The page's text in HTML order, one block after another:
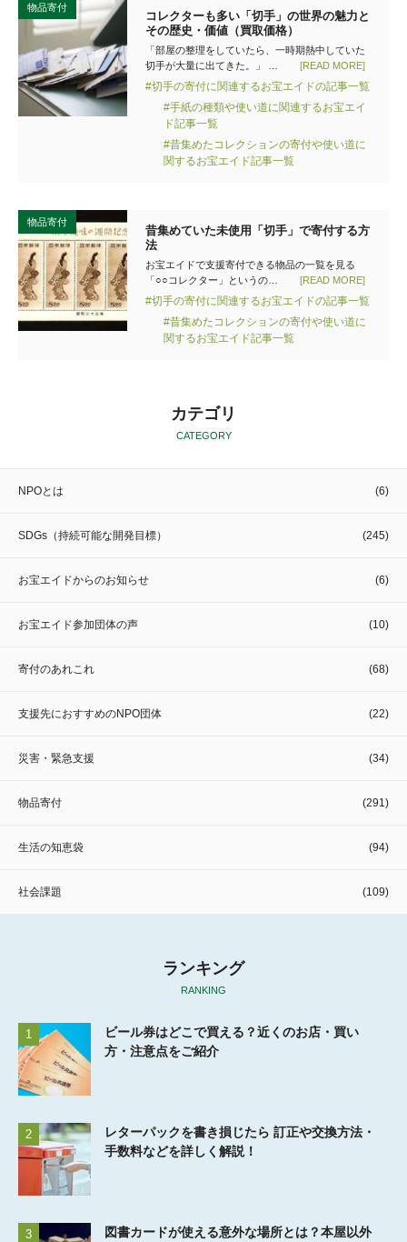
物品寄付
コレクターも多い「切手」の世界の魅力と
その歴史・価値（買取価格）
「部屋の整理をしていたら、一時期熱中していた
切手が大量に出てきた。」 …
[READ MORE]
#切手の寄付に関連するお宝エイドの記事一覧
#手紙の種類や使い道に関連するお宝エイ
ド記事一覧
#昔集めたコレクションの寄付や使い道に
関するお宝エイド記事一覧
物品寄付
昔集めていた未使用「切手」で寄付する方
法
お宝エイドで支援寄付できる物品の一覧を見る
「○○コレクター」というの…
[READ MORE]
#切手の寄付に関連するお宝エイドの記事一覧
#昔集めたコレクションの寄付や使い道に
関するお宝エイド記事一覧
カテゴリ
CATEGORY
NPOとは (6)
SDGs（持続可能な開発目標） (245)
お宝エイドからのお知らせ (6)
お宝エイド参加団体の声 (10)
寄付のあれこれ (68)
支援先におすすめのNPO団体 (22)
災害・緊急支援 (34)
物品寄付 (291)
生活の知恵袋 (94)
社会課題 (109)
ランキング
RANKING
1
ビール券はどこで買える？近くのお店・買い
方・注意点をご紹介
2
レターパックを書き損じたら 訂正や交換方法・
手数料などを詳しく解説！
3
図書カードが使える意外な場所とは？本屋以外